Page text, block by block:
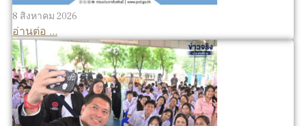
8 สิงหาคม 2026
อ่านต่อ ...